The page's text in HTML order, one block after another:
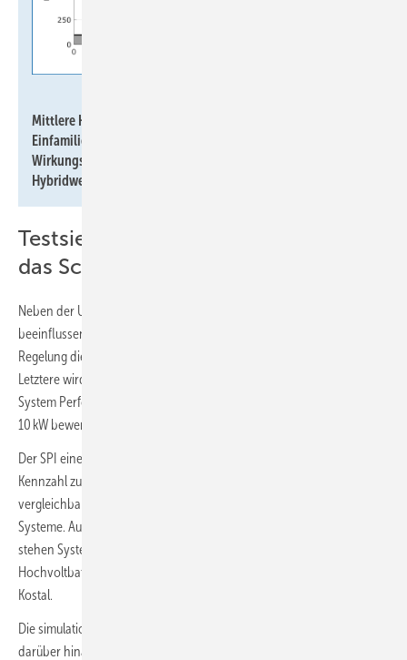
Mittlere Häufigkeitsverteilung des Stromverbrauchs von 28
Einfamilienhäusern während der Nacht und
Wirkungsgradkennlinie eines weniger effizienten
Hybridwechselrichters im Leistungsbereich unter 800 W.
Testsieger ist dreimal so effizient wie
das Schlusslicht
Neben der Umwandlungseffizienz und dem Stand-by-Verbrauch
beeinflussen zudem die Reaktionszeit und die Genauigkeit der
Regelung die Gesamteffizienz der PV-Speichersysteme maßgeblich.
Letztere wird im Rahmen der Stromspeicher-Inspektion mit dem
System Performance Index (SPI) in den Leistungsklassen 5 kW und
10 kW bewertet.
Der SPI eines PV-Speichersystems fasst die Effizienzverluste in einer
Kennzahl zusammen und macht so verschiedene Speichersysteme
vergleichbar. Einen sehr guten SPI erreichten 16 der 20 getesteten
Systeme. Auf dem Siegertreppchen in den beiden Leistungsklassen
stehen Systemlösungen aus Hybridwechselrichtern und
Hochvoltbatterien von RCT Power, Energy Depot, BYD, Fronius und
Kostal.
Die simulationsbasierte Systembewertung mit dem SPI erlaubt
darüber hinaus, die finanziellen Auswirkungen der Effizienzverluste